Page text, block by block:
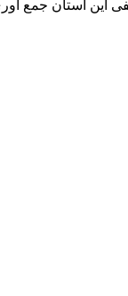
طی ۶ ماهه نخست سال جاری از سطح